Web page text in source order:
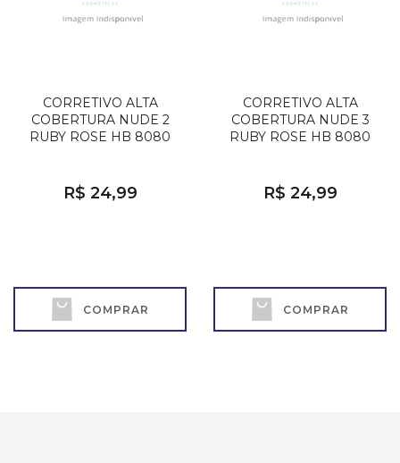
CORRETIVO ALTA
COBERTURA NUDE 2
RUBY ROSE HB 8080
R$ 24,99
COMPRAR
CORRETIVO ALTA
COBERTURA NUDE 3
RUBY ROSE HB 8080
R$ 24,99
COMPRAR